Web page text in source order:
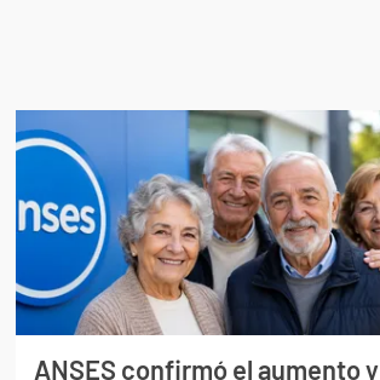
ANSES confirmó el aumento y